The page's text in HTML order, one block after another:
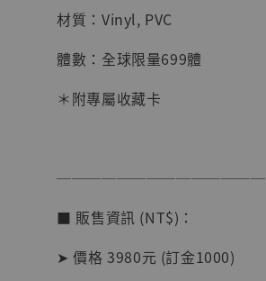
【店內現貨】海賊王
系列蒐藏雕像 布魯
克達摩 [7STARS
Studio]
材質：Vinyl, PVC
體數：全球限量699體
＊附專屬收藏卡
──────────────
■ 販售資訊 (NT$)：
➤ 價格 3980元 (訂金1000)